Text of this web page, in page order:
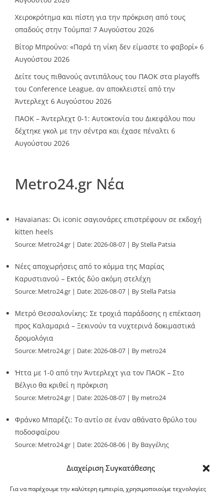
Διαχείριση Συγκατάθεσης
Για να παρέχουμε την καλύτερη εμπειρία, χρησιμοποιούμε τεχνολογίες
Χειροκρότημα και πίστη για την πρόκριση από τους
οπαδούς στην Τούμπα! 7 Αυγούστου 2026
Βίτορ Μπρούνο: «Παρά τη νίκη δεν είμαστε το φαβορί» 6
Αυγούστου 2026
Δείτε τους πιθανούς αντιπάλους του ΠΑΟΚ στα playoffs
του Conference League, αν αποκλειστεί από την
Άντερλεχτ 6 Αυγούστου 2026
ΠΑΟΚ – Άντερλεχτ 0-1: Αυτοκτονία του Δικεφάλου που
δέχτηκε γκολ με την σέντρα και έχασε πέναλτι 6
Αυγούστου 2026
Metro24.gr Νέα
Havaianas: Οι iconic σαγιονάρες επιστρέφουν σε εκδοχή
kitten heels
Source: Metro24.gr Date: 2026-08-07 By Stella Patsia
Νέες αποχωρήσεις από το κόμμα της Μαρίας
Καρυστιανού – Εκτός δύο ακόμη στελέχη
Source: Metro24.gr Date: 2026-08-07 By Stella Patsia
Μετρό Θεσσαλονίκης: Σε τροχιά παράδοσης η επέκταση
προς Καλαμαριά – Ξεκινούν τα νυχτερινά δοκιμαστικά
δρομολόγια
Source: Metro24.gr Date: 2026-08-07 By metro24
Ήττα με 1-0 από την Άντερλεχτ για τον ΠΑΟΚ – Στο
Βέλγιο θα κριθεί η πρόκριση
Source: Metro24.gr Date: 2026-08-07 By metro24
Φράνκο Μπαρέζι: Το αντίο σε έναν αθάνατο θρύλο του
ποδοσφαίρου
Source: Metro24.gr Date: 2026-08-06
By Βαγγέλης